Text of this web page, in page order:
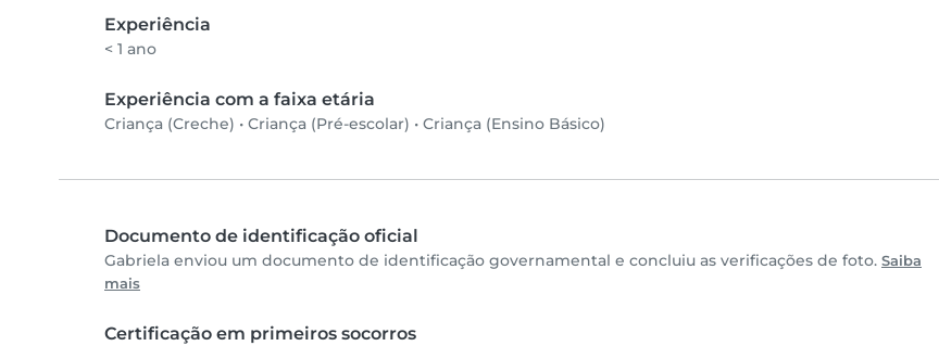
Experiência
< 1 ano
Experiência com a faixa etária
Criança (Creche) • Criança (Pré-escolar) • Criança (Ensino Básico)
Documento de identificação oficial
Gabriela enviou um documento de identificação governamental e concluiu as verificações de foto. Saiba
mais
Certificação em primeiros socorros